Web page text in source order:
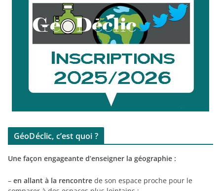
GéoDéclic, c’est quoi ?
Une façon engageante d’enseigner la géographie :
– en allant à la rencontre de son espace proche pour le